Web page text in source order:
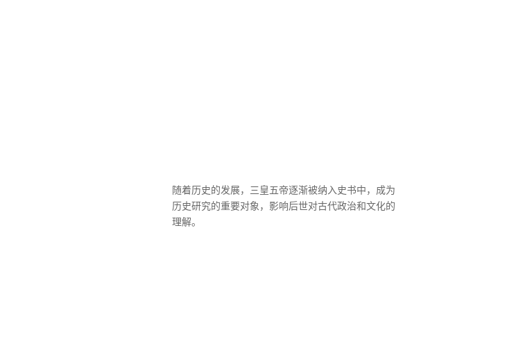
随着历史的发展，三皇五帝逐渐被纳入史书中，成为
历史研究的重要对象，影响后世对古代政治和文化的
理解。